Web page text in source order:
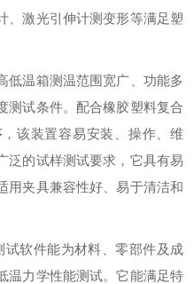
、激光引伸计测变形等满足塑
低温箱测温范围宽广、功能多
测试条件。配合橡胶塑料复合
该装置容易安装、操作、维
泛的试样测试要求，它具有易
用夹具兼容性好、易于清洁和
试软件能为材料、零部件及成
温力学性能测试。它能满足特